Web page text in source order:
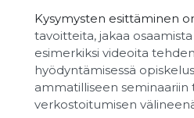
Kysymysten esittäminen
tavoitteita, jakaa
esimerkiksi videoita
hyödyntämisessä
ammatilliseen seminaariin
verkostoitumisen